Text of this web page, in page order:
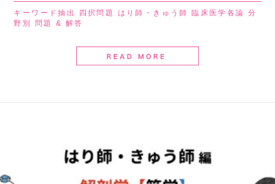
キーワード抽出 四択問題 はり師・きゅう師 臨床医学各論 分
野別 問題 & 解答